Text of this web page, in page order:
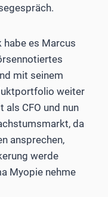
es Marcus
mit seinem
weiter
als CFO und nun
da
ansprechen,
werde
Myopie nehme